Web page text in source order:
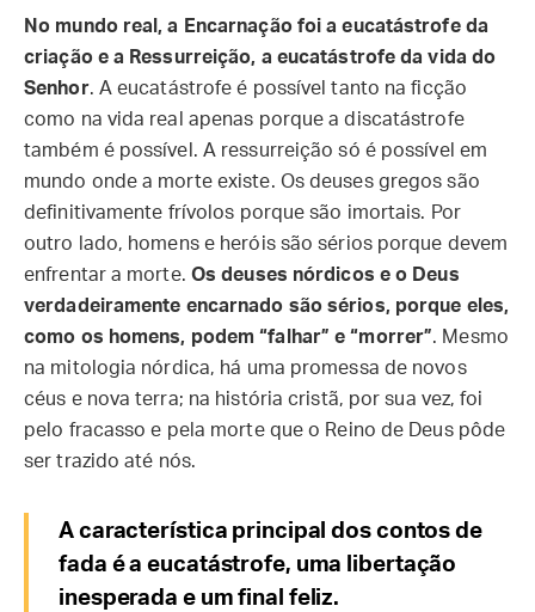
No mundo real, a Encarnação foi a eucatástrofe da
criação e a Ressurreição, a eucatástrofe da vida do
Senhor. A eucatástrofe é possível tanto na ficção
como na vida real apenas porque a discatástrofe
também é possível. A ressurreição só é possível em
mundo onde a morte existe. Os deuses gregos são
definitivamente frívolos porque são imortais. Por
outro lado, homens e heróis são sérios porque devem
enfrentar a morte. Os deuses nórdicos e o Deus
verdadeiramente encarnado são sérios, porque eles,
como os homens, podem “falhar” e “morrer”. Mesmo
na mitologia nórdica, há uma promessa de novos
céus e nova terra; na história cristã, por sua vez, foi
pelo fracasso e pela morte que o Reino de Deus pôde
ser trazido até nós.
A característica principal dos contos de
fada é a eucatástrofe, uma libertação
inesperada e um final feliz.